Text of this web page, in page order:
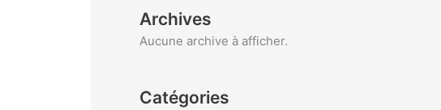
Archives
Aucune archive à afficher.
Catégories